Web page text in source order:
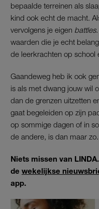
bepaalde terreinen als
kind ook echt de macht.
vervolgens je eigen battles
waarden die je echt
de leerkrachten op school
Gaandeweg heb ik ook
is als met dwang jouw wil
dan de grenzen uitzetten
gaat begeleiden op zijn
op sommige dagen of in
de andere, is dan maar zo.
Niets missen van
de wekelijkse
app.